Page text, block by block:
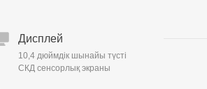
Дисплей
10,4 дюймдік шынайы түсті
СКД сенсорлық экраны